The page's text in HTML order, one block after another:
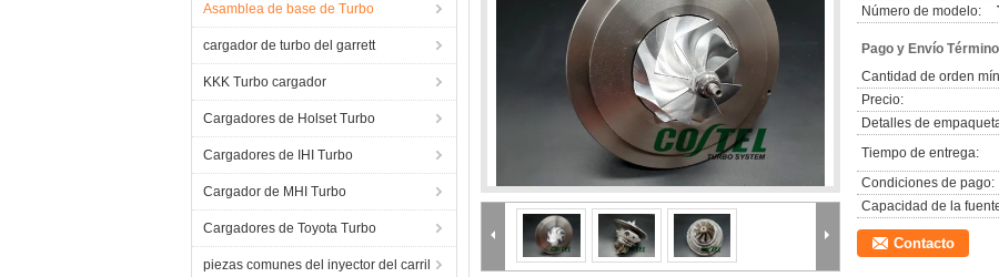
Asamblea de base de Turbo
cargador de turbo del garrett
KKK Turbo cargador
Cargadores de Holset Turbo
Cargadores de IHI Turbo
Cargador de MHI Turbo
Cargadores de Toyota Turbo
piezas comunes del inyector del carril
Número de modelo:
Pago y Envío
Cantidad de orden
Precio:
Detalles de
Tiempo de entrega:
Condiciones de pago:
Capacidad de la
Contacto